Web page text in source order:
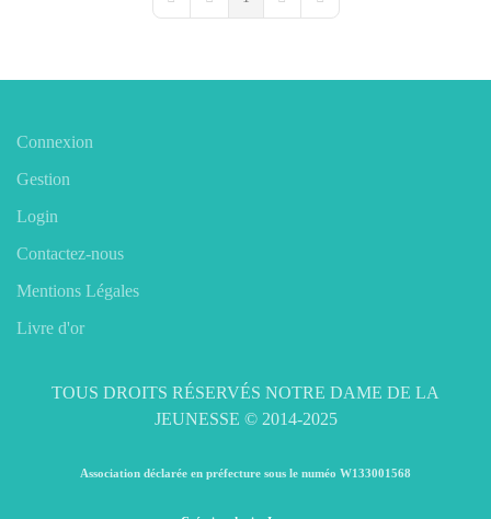
First PagePrevious PageNext PageLast Page
Connexion
Gestion
Login
Contactez-nous
Mentions Légales
Livre d'or
TOUS DROITS RÉSERVÉS NOTRE DAME DE LA
JEUNESSE © 2014-2025
Association déclarée en préfecture sous le numéo W133001568